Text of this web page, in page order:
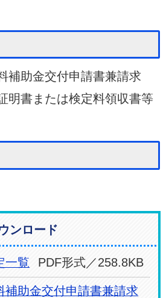
補助金交付申請書兼請求
明書または検定料領収書等
ンロード
一覧 PDF形式／258.8KB
補助金交付申請書兼請求